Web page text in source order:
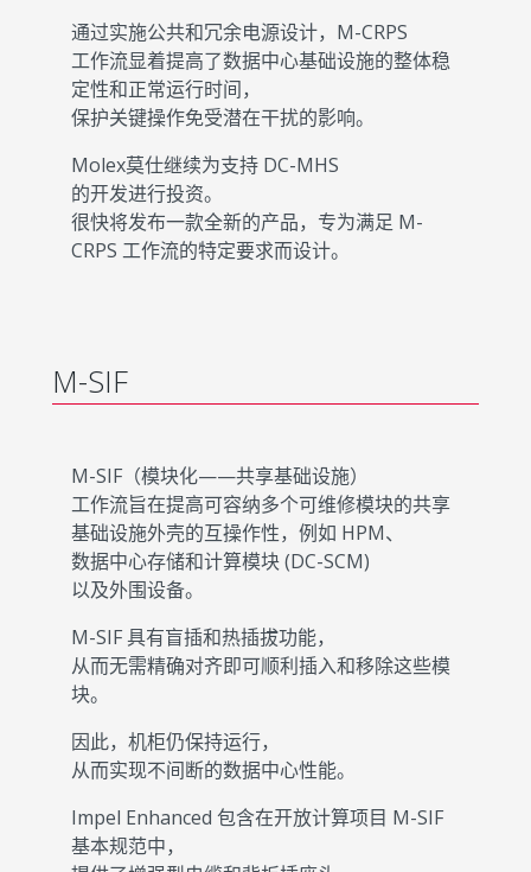
通过实施公共和冗余电源设计，M-CRPS
工作流显着提高了数据中心基础设施的整体稳
定性和正常运行时间，
保护关键操作免受潜在干扰的影响。
Molex莫仕继续为支持 DC-MHS
的开发进行投资。
很快将发布一款全新的产品，专为满足 M-
CRPS 工作流的特定要求而设计。
M-SIF
M-SIF（模块化——共享基础设施）
工作流旨在提高可容纳多个可维修模块的共享
基础设施外壳的互操作性，例如 HPM、
数据中心存储和计算模块 (DC-SCM)
以及外围设备。
M-SIF 具有盲插和热插拔功能，
从而无需精确对齐即可顺利插入和移除这些模
块。
因此，机柜仍保持运行，
从而实现不间断的数据中心性能。
Impel Enhanced 包含在开放计算项目 M-SIF
基本规范中，